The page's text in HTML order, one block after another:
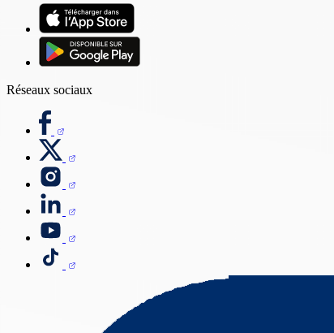
Réseaux sociaux